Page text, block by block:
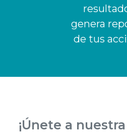
genera
de tus
¡Únete a